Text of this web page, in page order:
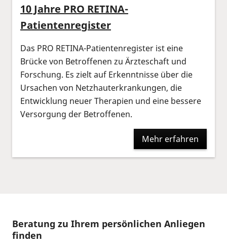
10 Jahre PRO RETINA-
Patientenregister
Das PRO RETINA-Patientenregister ist eine
Brücke von Betroffenen zu Ärzteschaft und
Forschung. Es zielt auf Erkenntnisse über die
Ursachen von Netzhauterkrankungen, die
Entwicklung neuer Therapien und eine bessere
Versorgung der Betroffenen.
Mehr erfahren
Beratung zu Ihrem persönlichen Anliegen
finden